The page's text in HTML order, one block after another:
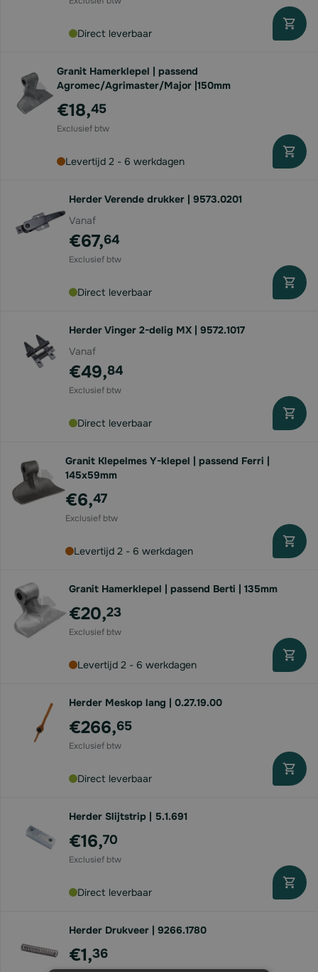
Direct leverbaar
Granit Hamerklepel | passend
Agromec/Agrimaster/Major |150mm
€18,45
Levertijd 2 - 6 werkdagen
Herder Verende drukker | 9573.0201
Vanaf
€67,64
Direct leverbaar
Herder Vinger 2-delig MX | 9572.1017
Vanaf
€49,84
Direct leverbaar
Granit Klepelmes Y-klepel | passend Ferri |
145x59mm
€6,47
Levertijd 2 - 6 werkdagen
Granit Hamerklepel | passend Berti | 135mm
€20,23
Levertijd 2 - 6 werkdagen
Herder Meskop lang | 0.27.19.00
€266,65
Direct leverbaar
Herder Slijtstrip | 5.1.691
€16,70
Direct leverbaar
Herder Drukveer | 9266.1780
€1,36